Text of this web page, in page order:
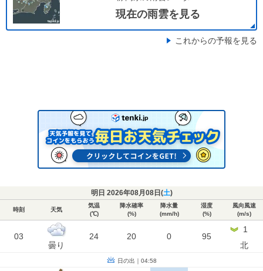
現在の雨雲を見る
これからの予報を見る
明日 2026年08月08日(土)
時刻 天気
気温
(℃)
降水確率
(%)
降水量
(mm/h)
湿度
(%)
風向風速
(m/s)
03
曇り
24 20 0 95
1
北
日の出｜04:58